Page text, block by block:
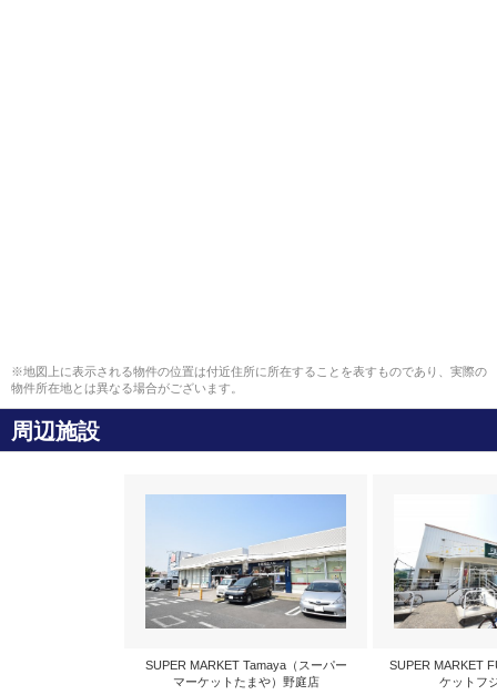
※地図上に表示される物件の位置は付近住所に所在することを表すものであり、実際の
物件所在地とは異なる場合がございます。
周辺施設
SUPER MARKET Tamaya（スーパー
マーケットたまや）野庭店
SUPER MARKET
ケットフ